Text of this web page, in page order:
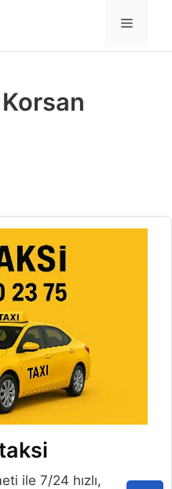
MENÜ
ile 7/24 hızlı,